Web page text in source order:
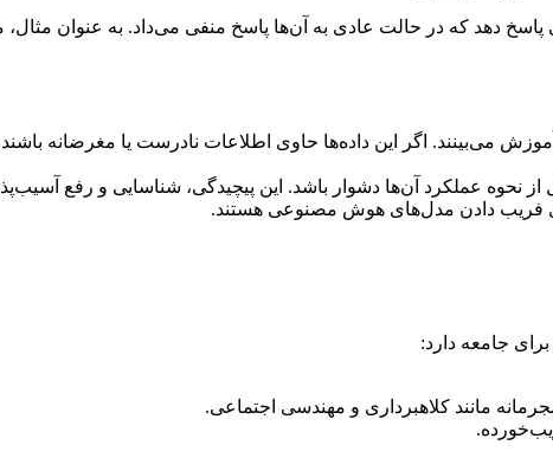
پاسخ دهد که در حالت عادی به آن‌ها پاسخ منفی می‌داد. به عنوان
می‌بینند. اگر این داده‌ها حاوی اطلاعات نادرست یا مغرضانه
نحوه عملکرد آن‌ها دشوار باشد. این پیچیدگی، شناسایی و رفع
فریب دادن مدل‌های هوش مصنوعی هستند.
جامعه دارد:
مانند کلاهبرداری و مهندسی اجتماعی.